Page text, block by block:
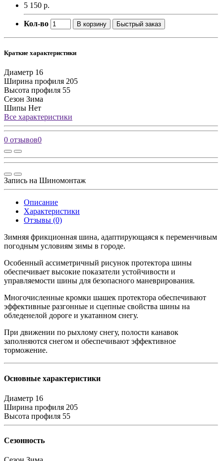
5 150 р.
Кол-во В корзину Быстрый заказ
Краткие характеристики
Диаметр 16
Ширина профиля 205
Высота профиля 55
Сезон Зима
Шипы Нет
Все характеристики
0 отзывов0
Запись на Шиномонтаж
Описание
Характеристики
Отзывы (0)
Зимняя фрикционная шина, адаптирующаяся к переменчивым
погодным условиям зимы в городе.
Особенный ассиметричный рисунок протектора шины
обеспечивает высокие показатели устойчивости и
управляемости шины для безопасного маневрирования.
Многочисленные кромки шашек протектора обеспечивают
эффективные разгонные и сцепные свойства шины на
обледенелой дороге и укатанном снегу.
При движении по рыхлому снегу, полости канавок
заполняются снегом и обеспечивают эффективное
торможение.
Основные характеристики
Диаметр 16
Ширина профиля 205
Высота профиля 55
Сезонность